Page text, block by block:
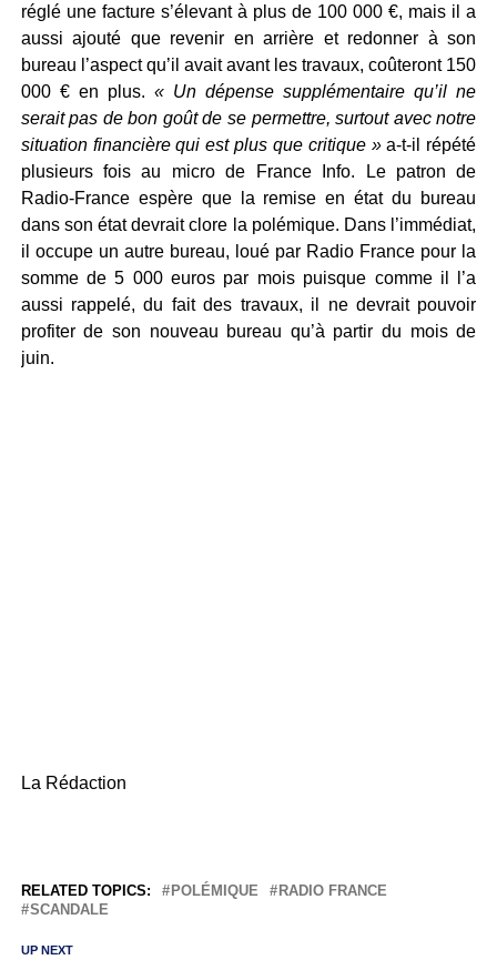
réglé une facture s’élevant à plus de 100 000 €, mais il a
aussi ajouté que revenir en arrière et redonner à son
bureau l’aspect qu’il avait avant les travaux, coûteront 150
000 € en plus. « Un dépense supplémentaire qu’il ne
serait pas de bon goût de se permettre, surtout avec notre
situation financière qui est plus que critique »a-t-il répété
plusieurs fois au micro de France Info. Le patron de
Radio-France espère que la remise en état du bureau
dans son état devrait clore la polémique. Dans l’immédiat,
il occupe un autre bureau, loué par Radio France pour la
somme de 5 000 euros par mois puisque comme il l’a
aussi rappelé, du fait des travaux, il ne devrait pouvoir
profiter de son nouveau bureau qu’à partir du mois de
juin.
La Rédaction
RELATED TOPICS: POLÉMIQUE
RADIO FRANCE
SCANDALE
UP NEXT